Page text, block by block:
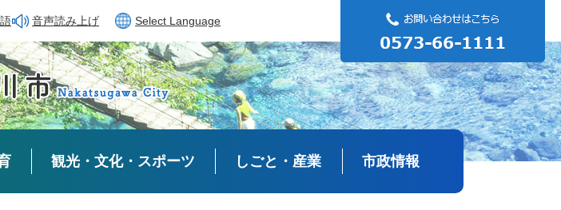
音声読み上げ Select Language
観光・文化・スポーツ しごと・産業 市政情報